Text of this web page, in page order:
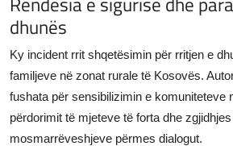
dhunës
Ky incident rrit shqetësimin për rritjen e
familjeve në zonat rurale të Kosovës.
fushata për sensibilizimin e komuniteteve
përdorimit të mjeteve të forta dhe
mosmarrëveshjeve përmes dialogut.